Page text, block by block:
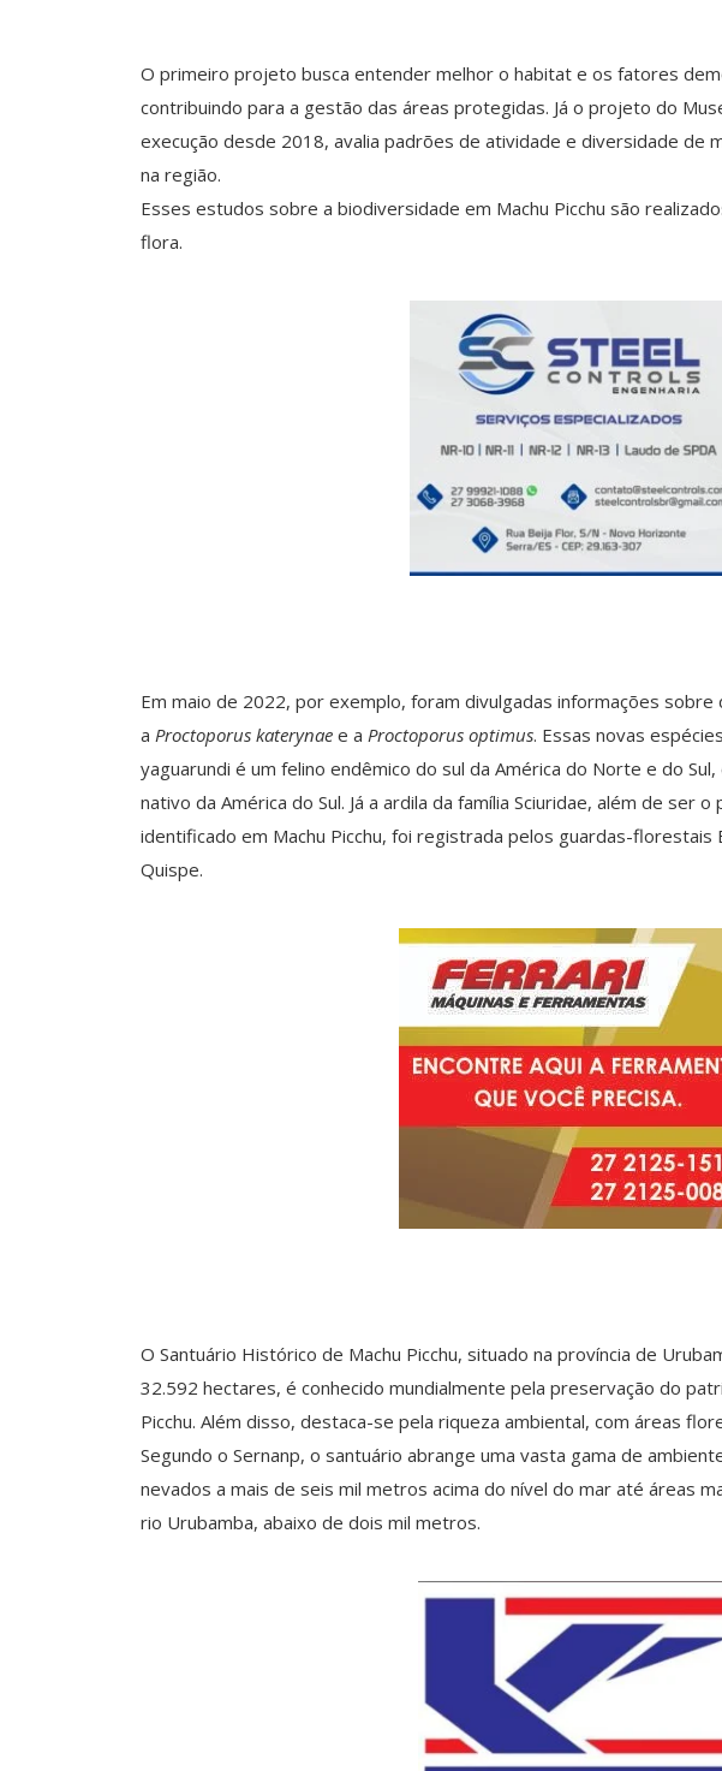
O primeiro projeto busca entender melhor o habitat e os fatores
contribuindo para a gestão das áreas protegidas. Já o projeto do
execução desde 2018, avalia padrões de atividade e diversidade de
na região.
Esses estudos sobre a biodiversidade em Machu Picchu são
flora.
Em maio de 2022, por exemplo, foram divulgadas informações
a Proctoporus katerynae e a Proctoporus optimus. Essas novas
yaguarundi é um felino endêmico do sul da América do Norte e do
nativo da América do Sul. Já a ardila da família Sciuridae, além de ser
identificado em Machu Picchu, foi registrada pelos guardas-florestais
Quispe.
O Santuário Histórico de Machu Picchu, situado na província de
32.592 hectares, é conhecido mundialmente pela preservação do
Picchu. Além disso, destaca-se pela riqueza ambiental, com áreas
Segundo o Sernanp, o santuário abrange uma vasta gama de
nevados a mais de seis mil metros acima do nível do mar até áreas
rio Urubamba, abaixo de dois mil metros.